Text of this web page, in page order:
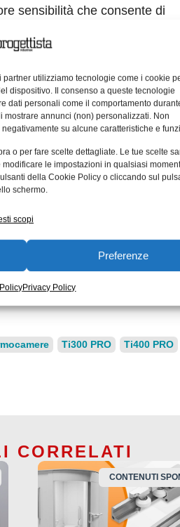
utilizziamo tecnologie come i cookie
dispositivo. Il consenso a queste tecnologie
dati personali come il comportamento
annunci (non) personalizzati. Non
su alcune caratteristiche e
o per fare scelte dettagliate. Le tue scelte
le impostazioni in qualsiasi
della Cookie Policy o cliccando sul
schermo.
scopi
Preferenze
Privacy Policy
sensibilità che consente di
Temperature Difference)
e sono tutti dotati della
anche la funzione di
tra 1,75 e 0,93 mRad,
Ti480, e un campo visivo
Ogni termocamera è
batterie intelligenti agli ioni
macro e
Sono inoltre disponibili
e un caricatore aggiuntivi.
Ti300 PRO
Ti400 PRO
CORRELATI
CONTENUTI